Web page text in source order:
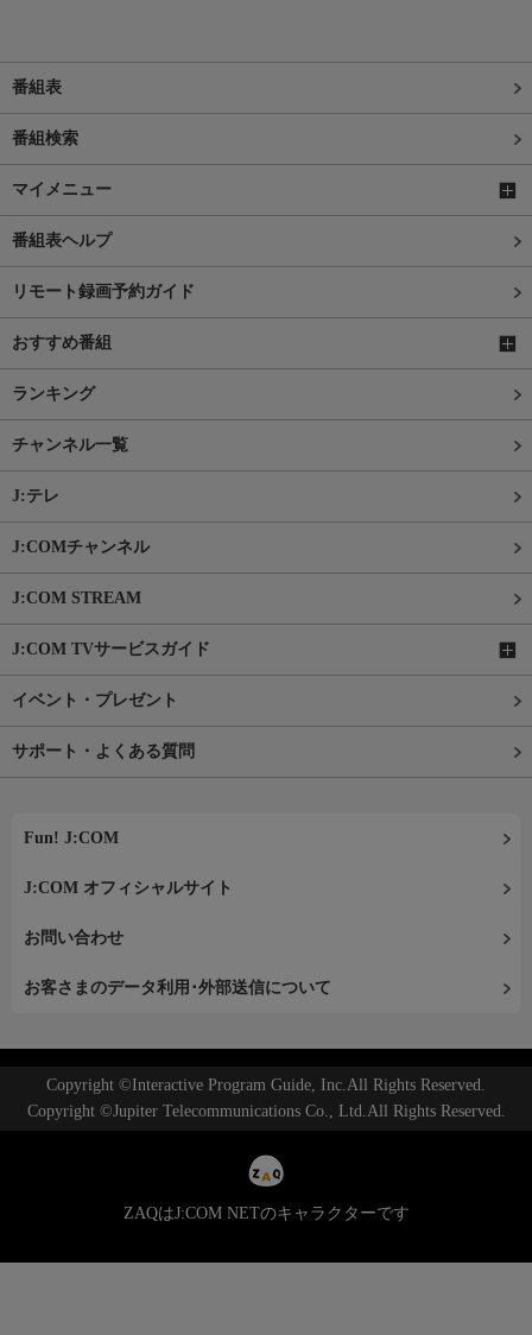
番組表
番組検索
マイメニュー
番組表ヘルプ
リモート録画予約ガイド
おすすめ番組
ランキング
チャンネル一覧
J:テレ
J:COMチャンネル
J:COM STREAM
J:COM TVサービスガイド
イベント・プレゼント
サポート・よくある質問
Fun! J:COM
J:COM オフィシャルサイト
お問い合わせ
お客さまのデータ利用･外部送信について
Copyright ©Interactive Program Guide, Inc.All Rights Reserved.
Copyright ©Jupiter Telecommunications Co., Ltd.All Rights Reserved.
ZAQはJ:COM NETのキャラクターです